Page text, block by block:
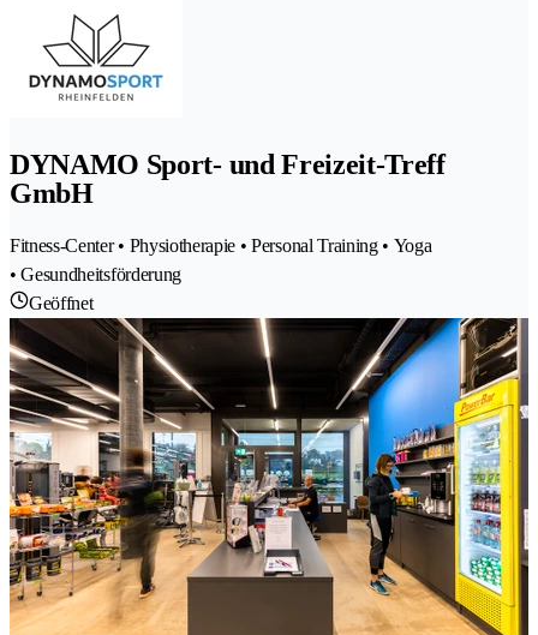
DYNAMO Sport- und Freizeit-Treff
GmbH
Fitness-Center • Physiotherapie • Personal Training • Yoga
• Gesundheitsförderung
Geöffnet